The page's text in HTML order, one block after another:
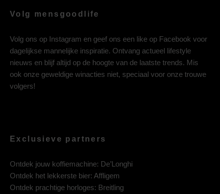
Volg mensgoodlife
Volg ons op Instagram en geef ons een like op Facebook voor
dagelijkse mannelijke inspiratie. Ontvang actueel lifestyle
nieuws en blijf altijd op de hoogte van de laatste trends. Mis
ook onze geweldige winacties niet, speciaal voor onze trouwe
volgers!
Exclusieve partners
Ontdek jouw koffiemachine: De’Longhi
Ontdek het lekkerste bier: Affligem
Ontdek prachtige horloges: Breitling